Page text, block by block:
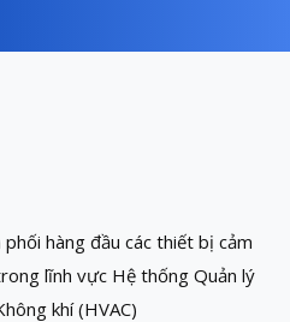
hàng đầu các thiết bị cảm
lĩnh vực Hệ thống Quản lý
khí (HVAC)